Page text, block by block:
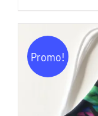
Promo!